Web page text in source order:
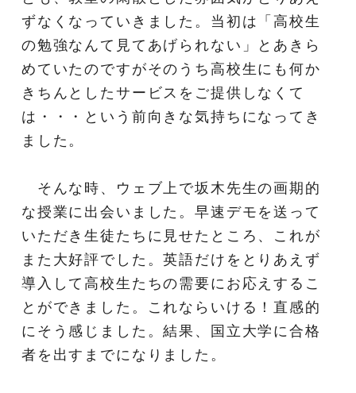
ずなくなっていきました。当初は「高校生
の勉強なんて見てあげられない」とあきら
めていたのですがそのうち高校生にも何か
きちんとしたサービスをご提供しなくて
は・・・という前向きな気持ちになってき
ました。
そんな時、ウェブ上で坂木先生の画期的
な授業に出会いました。早速デモを送って
いただき生徒たちに見せたところ、これが
また大好評でした。英語だけをとりあえず
導入して高校生たちの需要にお応えするこ
とができました。これならいける！直感的
にそう感じました。結果、国立大学に合格
者を出すまでになりました。